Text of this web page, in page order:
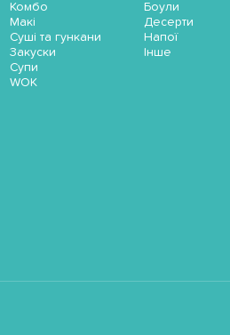
Комбо
Макі
Суші та гункани
Закуски
Супи
WOK
Боули
Десерти
Напої
Інше